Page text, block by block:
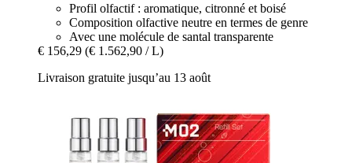
Profil olfactif : aromatique, citronné et boisé
Composition olfactive neutre en termes de genre
Avec une molécule de santal transparente
€ 156,29 (€ 1.562,90 / L)
Livraison gratuite jusqu’au 13 août